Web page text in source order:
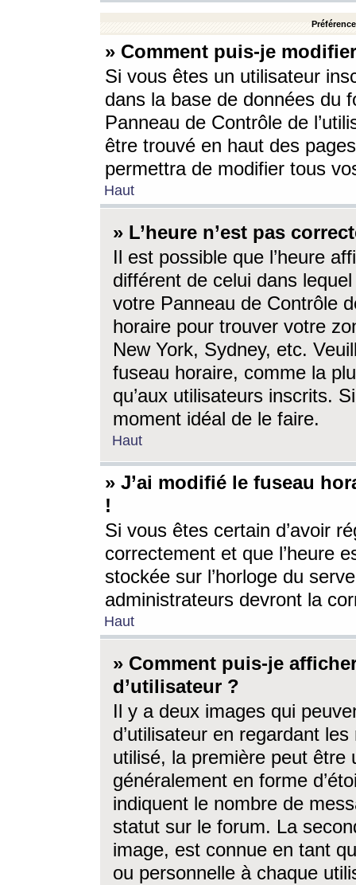
» Comment puis-je
Si vous êtes un utilisateur
dans la base de données du
Panneau de Contrôle de
être trouvé en haut des
permettra de modifier tous
Haut
» L’heure n’est pas
Il est possible que l’heure
différent de celui dans
votre Panneau de Contrôle
horaire pour trouver votre
New York, Sydney, etc.
fuseau horaire, comme la
qu’aux utilisateurs inscrits.
moment idéal de le faire.
Haut
» J’ai modifié le fuseau
!
Si vous êtes certain d’avoir
correctement et que l’heure
stockée sur l’horloge du
administrateurs devront la
Haut
» Comment puis-je
d’utilisateur ?
Il y a deux images qui
d’utilisateur en regardant
utilisé, la première peut être
généralement en forme
indiquent le nombre de
statut sur le forum. La
image, est connue en tant
ou personnelle à chaque